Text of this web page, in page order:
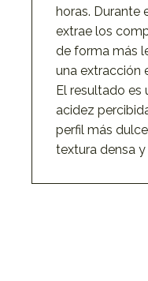
horas. Durante
extrae los
de forma más
una extracción
El resultado es
acidez
perfil más
textura densa